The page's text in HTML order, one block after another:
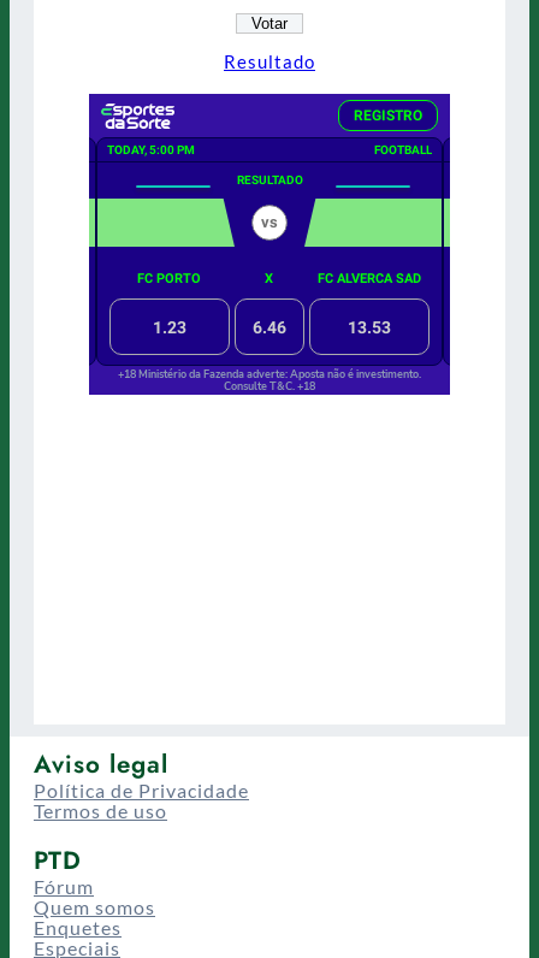
Resultado
Aviso legal
Política de Privacidade
Termos de uso
PTD
Fórum
Quem somos
Enquetes
Especiais